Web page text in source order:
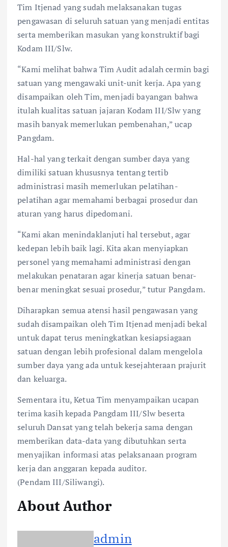
Tim Itjenad yang sudah melaksanakan tugas
pengawasan di seluruh satuan yang menjadi entitas
serta memberikan masukan yang konstruktif bagi
Kodam III/Slw.
“Kami melihat bahwa Tim Audit adalah cermin bagi
satuan yang mengawaki unit-unit kerja. Apa yang
disampaikan oleh Tim, menjadi bayangan bahwa
itulah kualitas satuan jajaran Kodam III/Slw yang
masih banyak memerlukan pembenahan,” ucap
Pangdam.
Hal-hal yang terkait dengan sumber daya yang
dimiliki satuan khususnya tentang tertib
administrasi masih memerlukan pelatihan-
pelatihan agar memahami berbagai prosedur dan
aturan yang harus dipedomani.
“Kami akan menindaklanjuti hal tersebut, agar
kedepan lebih baik lagi. Kita akan menyiapkan
personel yang memahami administrasi dengan
melakukan penataran agar kinerja satuan benar-
benar meningkat sesuai prosedur,” tutur Pangdam.
Diharapkan semua atensi hasil pengawasan yang
sudah disampaikan oleh Tim Itjenad menjadi bekal
untuk dapat terus meningkatkan kesiapsiagaan
satuan dengan lebih profesional dalam mengelola
sumber daya yang ada untuk kesejahteraan prajurit
dan keluarga.
Sementara itu, Ketua Tim menyampaikan ucapan
terima kasih kepada Pangdam III/Slw beserta
seluruh Dansat yang telah bekerja sama dengan
memberikan data-data yang dibutuhkan serta
menyajikan informasi atas pelaksanaan program
kerja dan anggaran kepada auditor.
(Pendam III/Siliwangi).
About Author
admin